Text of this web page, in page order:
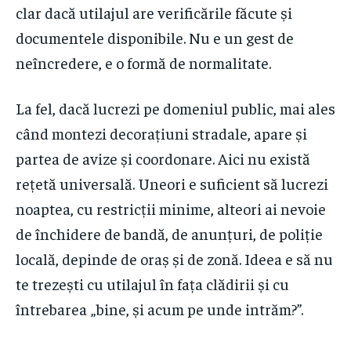
clar dacă utilajul are verificările făcute și
documentele disponibile. Nu e un gest de
neîncredere, e o formă de normalitate.
La fel, dacă lucrezi pe domeniul public, mai ales
când montezi decorațiuni stradale, apare și
partea de avize și coordonare. Aici nu există
rețetă universală. Uneori e suficient să lucrezi
noaptea, cu restricții minime, alteori ai nevoie
de închidere de bandă, de anunțuri, de poliție
locală, depinde de oraș și de zonă. Ideea e să nu
te trezești cu utilajul în fața clădirii și cu
întrebarea „bine, și acum pe unde intrăm?”.